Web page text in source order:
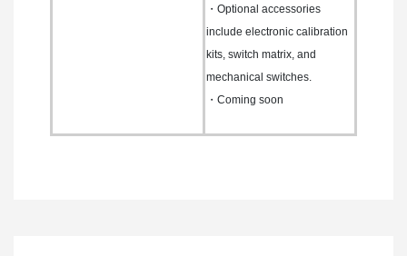
・Optional accessories
include electronic calibration
kits, switch matrix, and
mechanical switches.
・Coming soon